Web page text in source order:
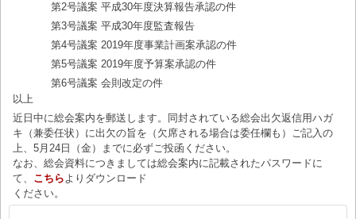
第2号議案 平成30年度決算報告承認の件
第3号議案 平成30年度監査報告
第4号議案 2019年度事業計画案承認の件
第5号議案 2019年度予算案承認の件
第6号議案 会則改定の件
以上
近日中に総会案内を郵送します。同封されている総会出欠返信用ハガ
キ（兼委任状）に出欠の旨を（欠席される場合は委任欄も）ご記入の
上、5月24日（金）までに必ずご投函ください。
なお、総会資料につきましては総会案内に記載されたパスワードに
て、 こちらよりダウンロード
ください。